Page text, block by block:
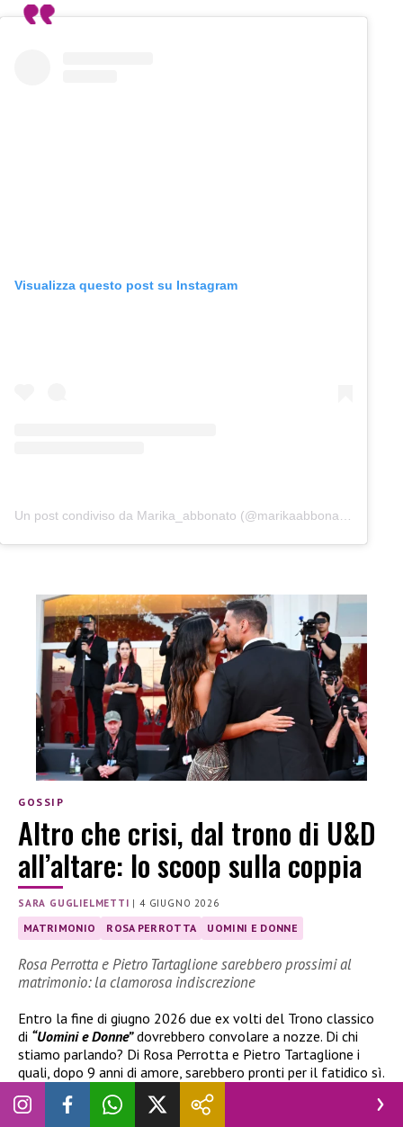
Visualizza questo post su Instagram
GOSSIP
Altro che crisi, dal trono di U&D
all’altare: lo scoop sulla coppia
SARA GUGLIELMETTI |4 GIUGNO 2026
MATRIMONIO ROSA PERROTTA UOMINI E DONNE
Rosa Perrotta e Pietro Tartaglione sarebbero prossimi al
matrimonio: la clamorosa indiscrezione
Entro la fine di giugno 2026 due ex volti del Trono classico
di “Uomini e Donne”dovrebbero convolare a nozze. Di chi
stiamo parlando? Di Rosa Perrotta e Pietro Tartaglione i
quali, dopo 9 anni di amore, sarebbero pronti per il fatidico sì.